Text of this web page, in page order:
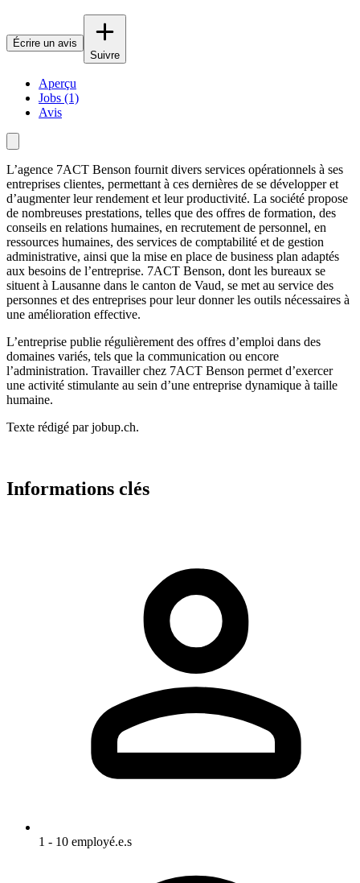
Écrire un avis
Suivre
Aperçu
Jobs (1)
Avis
L’agence 7ACT Benson fournit divers services opérationnels à ses
entreprises clientes, permettant à ces dernières de se développer et
d’augmenter leur rendement et leur productivité. La société propose
de nombreuses prestations, telles que des offres de formation, des
conseils en relations humaines, en recrutement de personnel, en
ressources humaines, des services de comptabilité et de gestion
administrative, ainsi que la mise en place de business plan adaptés
aux besoins de l’entreprise. 7ACT Benson, dont les bureaux se
situent à Lausanne dans le canton de Vaud, se met au service des
personnes et des entreprises pour leur donner les outils nécessaires à
une amélioration effective.
L’entreprise publie régulièrement des offres d’emploi dans des
domaines variés, tels que la communication ou encore
l’administration. Travailler chez 7ACT Benson permet d’exercer
une activité stimulante au sein d’une entreprise dynamique à taille
humaine.
Texte rédigé par jobup.ch.
Informations clés
1 - 10 employé.e.s